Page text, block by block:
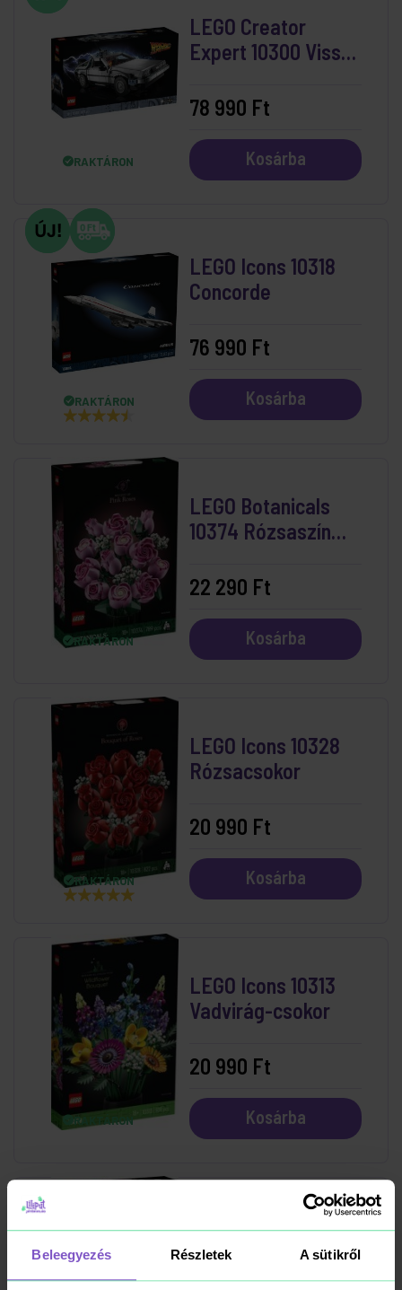
Beleegyezés Részletek A sütikről
RAKTÁRON
LEGO Creator
Expert 10300 Vissza
78 990 Ft
Kosárba
RAKTÁRON
LEGO Icons 10318
Concorde
76 990 Ft
Kosárba
RAKTÁRON
LEGO Botanicals
10374 Rózsaszín
22 290 Ft
Kosárba
RAKTÁRON
LEGO Icons 10328
Rózsacsokor
20 990 Ft
Kosárba
RAKTÁRON
LEGO Icons 10313
Vadvirág-csokor
20 990 Ft
Kosárba
LEGO Botanicals
10342 Rózsaszín
virágcsokor